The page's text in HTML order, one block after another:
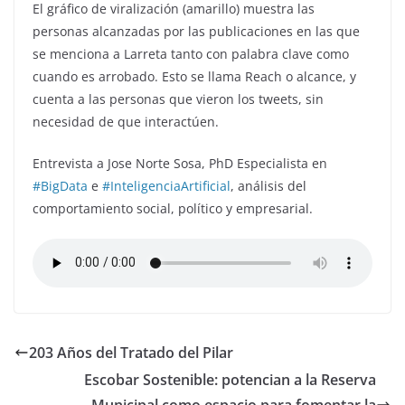
El gráfico de viralización (amarillo) muestra las
personas alcanzadas por las publicaciones en las que
se menciona a Larreta tanto con palabra clave como
cuando es arrobado. Esto se llama Reach o alcance, y
cuenta a las personas que vieron los tweets, sin
necesidad de que interactúen.
Entrevista a Jose Norte Sosa, PhD Especialista en
#BigData e #InteligenciaArtificial, análisis del
comportamiento social, político y empresarial.
203 Años del Tratado del Pilar
Escobar Sostenible: potencian a la Reserva